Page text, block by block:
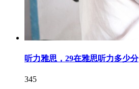
听力雅思，29在雅思听力多少分
345